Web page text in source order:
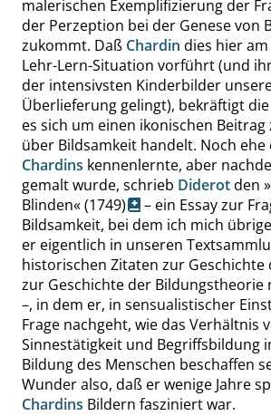
malerischen Exemplifizierung der
der Perzeption bei der Genese von
zukommt. Daß Chardin dies hier
Lehr-Lern-Situation vorführt (und
der intensivsten Kinderbilder
Überlieferung gelingt), bekräftigt
es sich um einen ikonischen Beitrag
über Bildsamkeit handelt. Noch ehe
Chardins kennenlernte, aber
gemalt wurde, schrieb Diderotden »
Blinden«(1749)
– ein Essay zur
Bildsamkeit, bei dem ich mich
er eigentlich in unseren
historischen Zitaten zur Geschichte
zur Geschichte der
–, in dem er, in sensualistischer
Frage nachgeht, wie das Verhältnis
Sinnestätigkeit und Begriffsbildung
Bildung des Menschen beschaffen
Wunder also, daß er wenige Jahre
Chardins Bildern fasziniert war.